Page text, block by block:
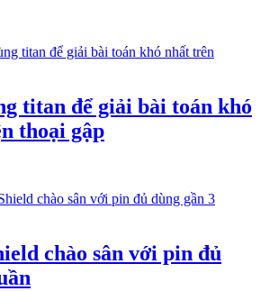
titan để giải bài toán khó
thoại gập
chào sân với pin đủ